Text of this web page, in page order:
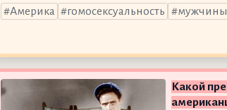
Америка
гомосексуальность мужчины
Какой